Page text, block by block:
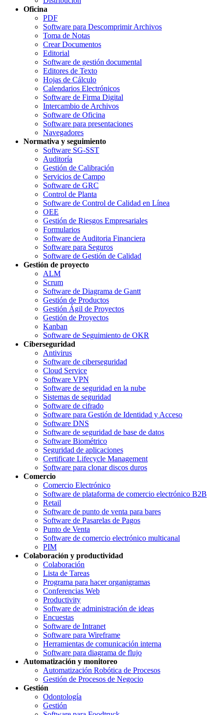
Oficina
PDF
Software para Descomprimir Archivos
Toma de Notas
Crear Documentos
Editorial
Software de gestión documental
Editores de Texto
Hojas de Cálculo
Calendarios Electrónicos
Software de Firma Digital
Intercambio de Archivos
Software de Oficina
Software para presentaciones
Navegadores
Normativa y seguimiento
Software SG-SST
Auditoría
Gestión de Calibración
Servicios de Campo
Software de GRC
Control de Planta
Software de Control de Calidad en Línea
OEE
Gestión de Riesgos Empresariales
Formularios
Software de Auditoria Financiera
Software para Seguros
Software de Gestión de Calidad
Gestión de proyecto
ALM
Scrum
Software de Diagrama de Gantt
Gestión de Productos
Gestión Ágil de Proyectos
Gestión de Proyectos
Kanban
Software de Seguimiento de OKR
Ciberseguridad
Antivirus
Software de ciberseguridad
Cloud Service
Software VPN
Software de seguridad en la nube
Sistemas de seguridad
Software de cifrado
Software para Gestión de Identidad y Acceso
Software DNS
Software de seguridad de base de datos
Software Biométrico
Seguridad de aplicaciones
Certificate Lifecycle Management
Software para clonar discos duros
Comercio
Comercio Electrónico
Software de plataforma de comercio electrónico B2B
Retail
Software de punto de venta para bares
Software de Pasarelas de Pagos
Punto de Venta
Software de comercio electrónico multicanal
PIM
Colaboración y productividad
Colaboración
Lista de Tareas
Programa para hacer organigramas
Conferencias Web
Productivity
Software de administración de ideas
Encuestas
Software de Intranet
Software para Wireframe
Herramientas de comunicación interna
Software para diagrama de flujo
Automatización y monitoreo
Automatización Robótica de Procesos
Gestión de Procesos de Negocio
Gestión
Odontología
Gestión